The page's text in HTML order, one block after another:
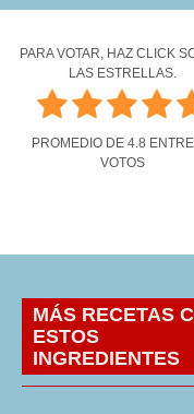
PARA VOTAR, HAZ CLICK
LAS ESTRELLAS.
PROMEDIO DE 4.8 ENTRE
VOTOS
MÁS RECETAS
ESTOS
INGREDIENTES